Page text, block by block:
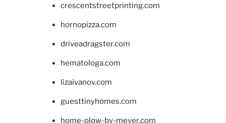
crescentstreetprinting.com
hornopizza.com
driveadragster.com
hematologa.com
lizaivanov.com
guesttinyhomes.com
home-plow-by-meyer.com